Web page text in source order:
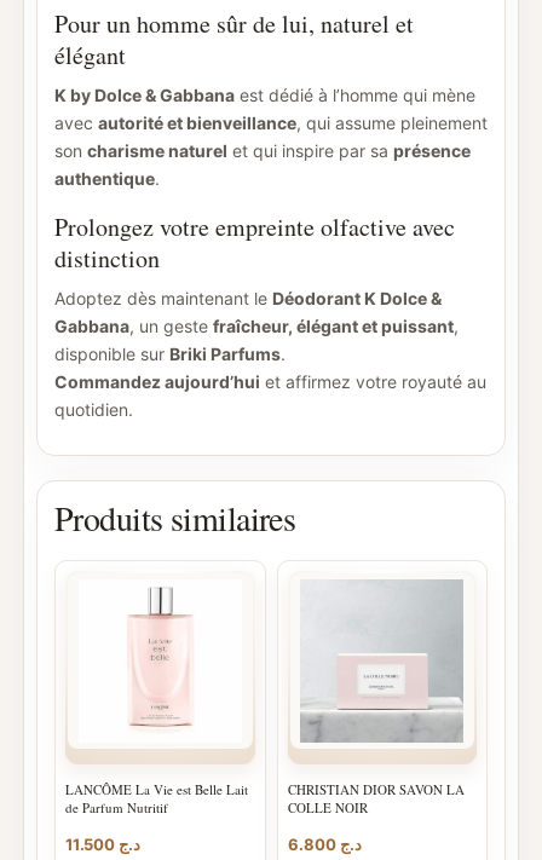
Pour un homme sûr de lui, naturel et
élégant
K by Dolce & Gabbana est dédié à l’homme qui mène
avec autorité et bienveillance, qui assume pleinement
son charisme naturel et qui inspire par sa présence
authentique.
Prolongez votre empreinte olfactive avec
distinction
Adoptez dès maintenant le Déodorant K Dolce &
Gabbana, un geste fraîcheur, élégant et puissant,
disponible sur Briki Parfums.
Commandez aujourd’hui et affirmez votre royauté au
quotidien.
Produits similaires
LANCÔME La Vie est Belle Lait
de Parfum Nutritif
د.ج
CHRISTIAN DIOR SAVON LA
COLLE NOIR
د.ج 6.800